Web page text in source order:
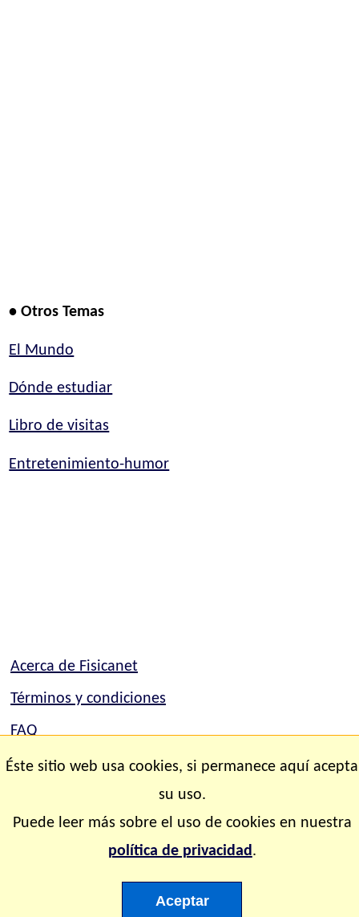
• Otros Temas
El Mundo
Dónde estudiar
Libro de visitas
Entretenimiento-humor
Acerca de Fisicanet
Términos y condiciones
FAQ
Mapa del sitio
Copyright © 2.000-2.028 Fisicanet ® Todos los
Éste sitio web usa cookies, si permanece aquí acepta
su uso.
Puede leer más sobre el uso de cookies en nuestra
política de privacidad.